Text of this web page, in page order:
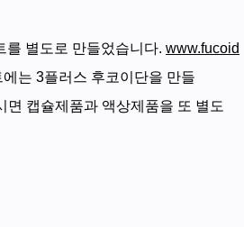
를 별도로 만들었습니다. www.fucoid
는 3플러스 후코이단을 만들
캡슐제품과 액상제품을 또 별도